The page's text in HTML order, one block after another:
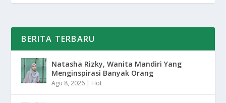
BERITA TERBARU
Natasha Rizky, Wanita Mandiri Yang
Menginspirasi Banyak Orang
Agu 8, 2026 | Hot